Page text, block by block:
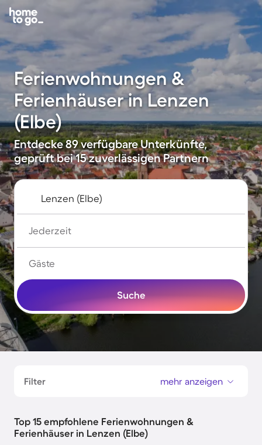
Ferienwohnungen &
Ferienhäuser in Lenzen
(Elbe)
Entdecke 89 verfügbare Unterkünfte,
geprüft bei 15 zuverlässigen Partnern
Jederzeit
Gäste
Suche
Filter mehr anzeigen
Top 15 empfohlene Ferienwohnungen &
Ferienhäuser in Lenzen (Elbe)